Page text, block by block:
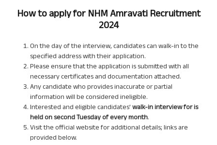
How to apply for NHM Amravati Recruitment
2024
On the day of the interview, candidates can walk-in to the
specified address with their application.
Please ensure that the application is submitted with all
necessary certificates and documentation attached.
Any candidate who provides inaccurate or partial
information will be considered ineligible.
Interested and eligible candidates’walk-in interview for is
held on second Tuesday of every month.
Visit the official website for additional details; links are
provided below.